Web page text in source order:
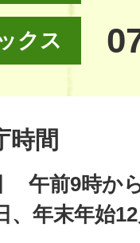
クス
時間
午前9時か
、年末年始